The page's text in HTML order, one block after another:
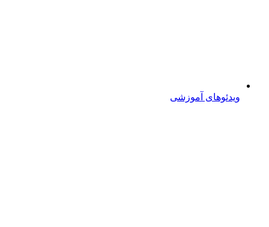
ویدئوهای آموزشی